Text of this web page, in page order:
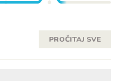
PROČITAJ SVE